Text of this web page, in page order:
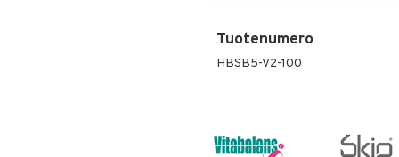
Tuotenumero
HBSB5-V2-100